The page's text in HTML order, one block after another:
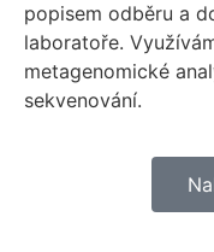
popisem odběru a
laboratoře.
metagenomické
sekvenování.